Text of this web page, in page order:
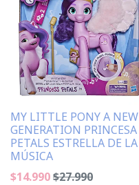
MY LITTLE PONY A NEW
GENERATION PRINCESA
PETALS ESTRELLA DE LA
MÚSICA
$14.990$27.990